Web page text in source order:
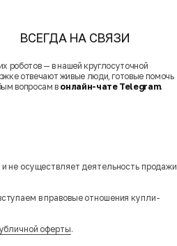
ВСЕГДА НА СВЯЗИ
роботов — в нашей круглосуточной
отвечают живые люди, готовые помочь
вопросам в онлайн-чате Telegram.
не осуществляет деятельность продажи
в правовые отношения купли-
оферты.